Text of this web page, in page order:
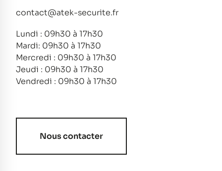
contact@atek-securite.fr
Lundi : 09h30 à 17h30
Mardi: 09h30 à 17h30
Mercredi : 09h30 à 17h30
Jeudi : 09h30 à 17h30
Vendredi : 09h30 à 17h30
Nous contacter